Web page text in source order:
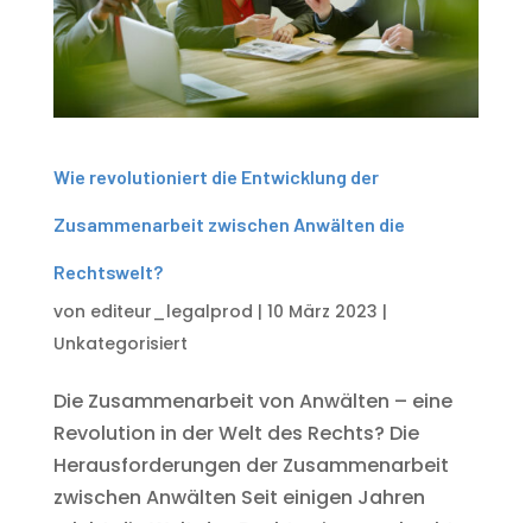
Wie revolutioniert die Entwicklung der
Zusammenarbeit zwischen Anwälten die
Rechtswelt?
von editeur_legalprod | 10 März 2023 |
Unkategorisiert
Die Zusammenarbeit von Anwälten – eine
Revolution in der Welt des Rechts? Die
Herausforderungen der Zusammenarbeit
zwischen Anwälten Seit einigen Jahren